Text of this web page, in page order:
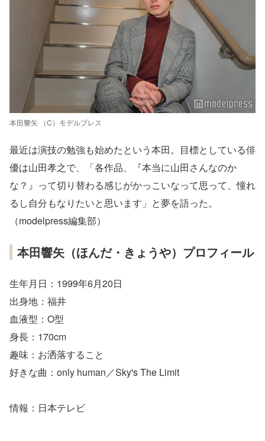
本田響矢 （C）モデルプレス
最近は演技の勉強も始めたという本田。目標としている俳
優は山田孝之で、「各作品、『本当に山田さんなのか
な？』って切り替わる感じがかっこいなって思って、憧れ
るし自分もなりたいと思います」と夢を語った。
（modelpress編集部）
本田響矢（ほんだ・きょうや）プロフィール
生年月日：1999年6月20日
出身地：福井
血液型：O型
身長：170cm
趣味：お洒落すること
好きな曲：only human／Sky's The Limit
情報：日本テレビ